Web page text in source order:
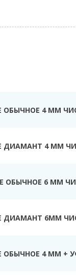
ОБЫЧНОЕ 4 ММ
ДИАМАНТ 4 ММ
ОБЫЧНОЕ 6 ММ
ДИАМАНТ 6ММ
ОБЫЧНОЕ 4 ММ +